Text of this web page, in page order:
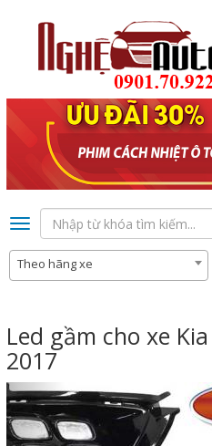
Toggle
navigation
Theo hãng xe
Led gầm cho xe
2017
Previous